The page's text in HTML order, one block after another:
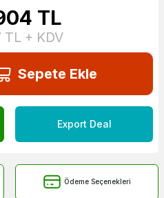
TL
TL + KDV
Sepete Ekle
Export Deal
Ödeme Seçenekleri